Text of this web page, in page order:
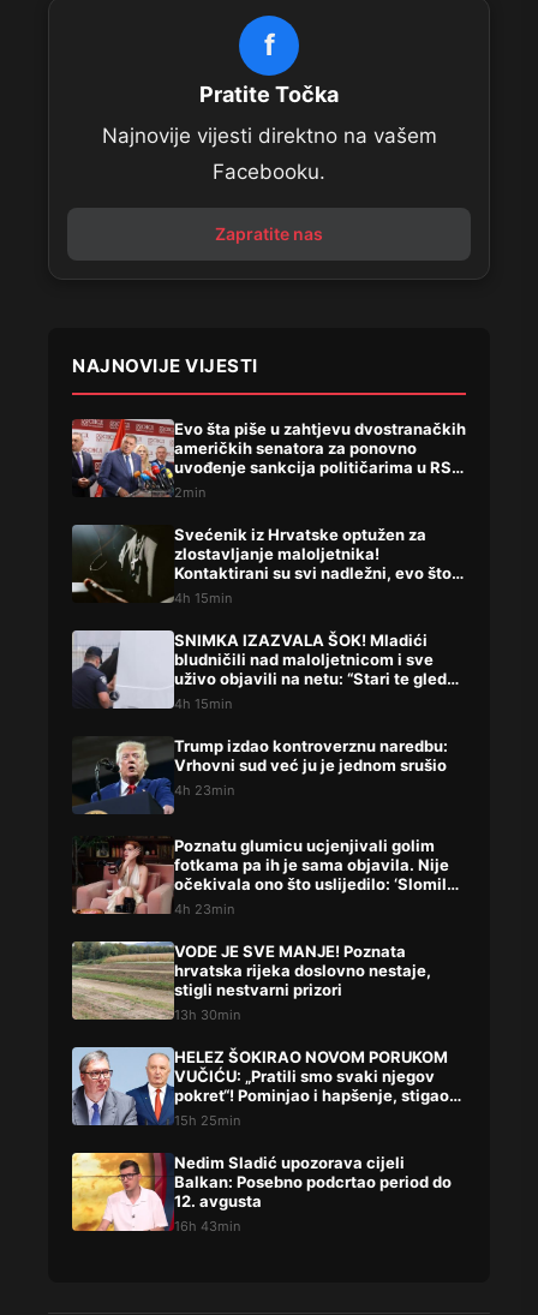
f
Pratite Točka
Najnovije vijesti direktno na vašem
Facebooku.
Zapratite nas
NAJNOVIJE VIJESTI
Evo šta piše u zahtjevu dvostranačkih
američkih senatora za ponovno
uvođenje sankcija političarima u RS-
u
2min
Svećenik iz Hrvatske optužen za
zlostavljanje maloljetnika!
Kontaktirani su svi nadležni, evo što
su rekli
4h 15min
SNIMKA IZAZVALA ŠOK! Mladići
bludničili nad maloljetnicom i sve
uživo objavili na netu: “Stari te gleda
u lajvu”
4h 15min
Trump izdao kontroverznu naredbu:
Vrhovni sud već ju je jednom srušio
4h 23min
Poznatu glumicu ucjenjivali golim
fotkama pa ih je sama objavila. Nije
očekivala ono što uslijedilo: ‘Slomilo
me‘
4h 23min
VODE JE SVE MANJE! Poznata
hrvatska rijeka doslovno nestaje,
stigli nestvarni prizori
13h 30min
HELEZ ŠOKIRAO NOVOM PORUKOM
VUČIĆU: „Pratili smo svaki njegov
pokret“! Pominjao i hapšenje, stigao
žestok odgovor Brnabićeve
15h 25min
Nedim Sladić upozorava cijeli
Balkan: Posebno podcrtao period do
12. avgusta
16h 43min